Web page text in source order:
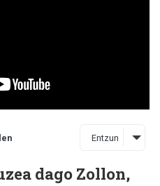
Entzun
dago Zollon,